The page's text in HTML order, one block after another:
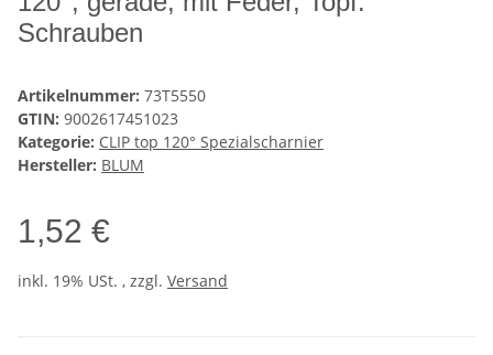
Schrauben
Artikelnummer: 73T5550
GTIN: 9002617451023
Kategorie: CLIP top 120° Spezialscharnier
Hersteller: BLUM
1,52 €
inkl. 19% USt. , zzgl. Versand